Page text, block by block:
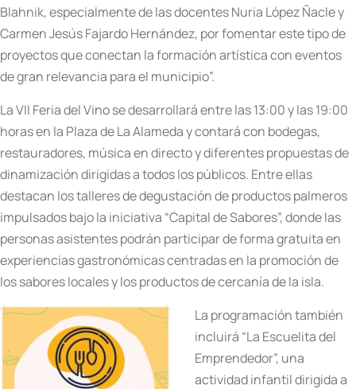
Blahnik, especialmente de las docentes Nuria López Ñacle y
Carmen Jesús Fajardo Hernández, por fomentar este tipo de
proyectos que conectan la formación artística con eventos
de gran relevancia para el municipio”.
La VII Feria del Vino se desarrollará entre las 13:00 y las 19:00
horas en la Plaza de La Alameda y contará con bodegas,
restauradores, música en directo y diferentes propuestas de
dinamización dirigidas a todos los públicos. Entre ellas
destacan los talleres de degustación de productos palmeros
impulsados bajo la iniciativa “Capital de Sabores”, donde las
personas asistentes podrán participar de forma gratuita en
experiencias gastronómicas centradas en la promoción de
los sabores locales y los productos de cercanía de la isla.
La programación también
incluirá “La Escuelita del
Emprendedor”, una
actividad infantil dirigida a